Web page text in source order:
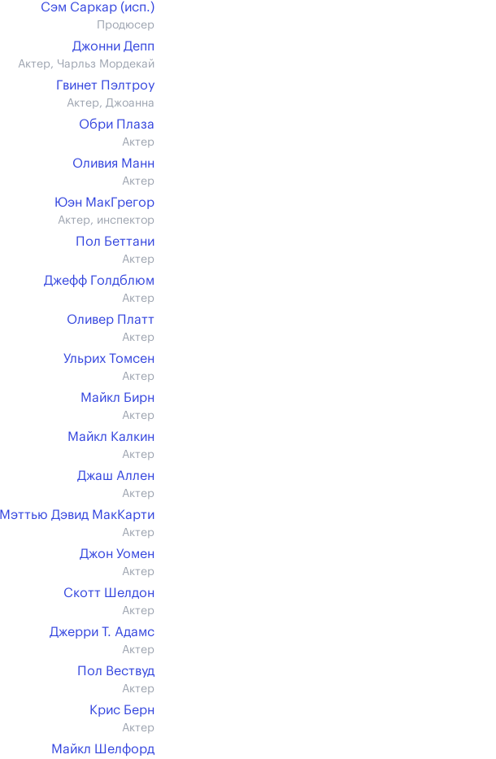
Сэм Саркар (иcп.)
Продюсер
Джонни Депп
Актер, Чарльз Мордекай
Гвинет Пэлтроу
Актер, Джоанна
Обри Плаза
Актер
Оливия Манн
Актер
Юэн МакГрегор
Актер, инспектор
Пол Беттани
Актер
Джефф Голдблюм
Актер
Оливер Платт
Актер
Ульрих Томсен
Актер
Майкл Бирн
Актер
Майкл Калкин
Актер
Джаш Аллен
Актер
Мэттью Дэвид МакКарти
Актер
Джон Уомен
Актер
Скотт Шелдон
Актер
Джерри Т. Адамс
Актер
Пол Вествуд
Актер
Крис Берн
Актер
Майкл Шелфорд